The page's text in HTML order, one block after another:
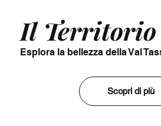
Il Territorio
Esplora la bellezza della Val
Scopri di più